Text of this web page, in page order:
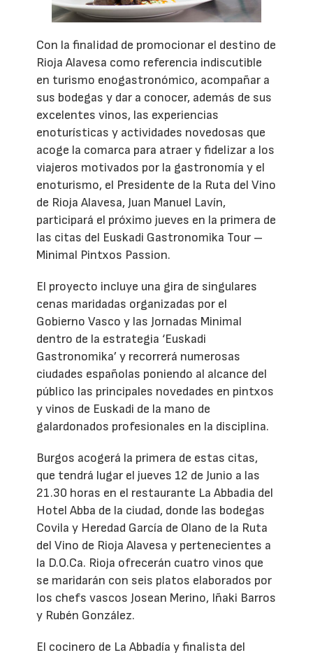
Con la finalidad de promocionar el destino de
Rioja Alavesa como referencia indiscutible
en turismo enogastronómico, acompañar a
sus bodegas y dar a conocer, además de sus
excelentes vinos, las experiencias
enoturísticas y actividades novedosas que
acoge la comarca para atraer y fidelizar a los
viajeros motivados por la gastronomía y el
enoturismo, el Presidente de la Ruta del Vino
de Rioja Alavesa, Juan Manuel Lavín,
participará el próximo jueves en la primera de
las citas del Euskadi Gastronomika Tour –
Minimal Pintxos Passion.
El proyecto incluye una gira de singulares
cenas maridadas organizadas por el
Gobierno Vasco y las Jornadas Minimal
dentro de la estrategia ‘Euskadi
Gastronomika’ y recorrerá numerosas
ciudades españolas poniendo al alcance del
público las principales novedades en pintxos
y vinos de Euskadi de la mano de
galardonados profesionales en la disciplina.
Burgos acogerá la primera de estas citas,
que tendrá lugar el jueves 12 de Junio a las
21.30 horas en el restaurante La Abbadia del
Hotel Abba de la ciudad, donde las bodegas
Covila y Heredad García de Olano de la Ruta
del Vino de Rioja Alavesa y pertenecientes a
la D.O.Ca. Rioja ofrecerán cuatro vinos que
se maridarán con seis platos elaborados por
los chefs vascos Josean Merino, Iñaki Barros
y Rubén González.
El cocinero de La Abbadía y finalista del